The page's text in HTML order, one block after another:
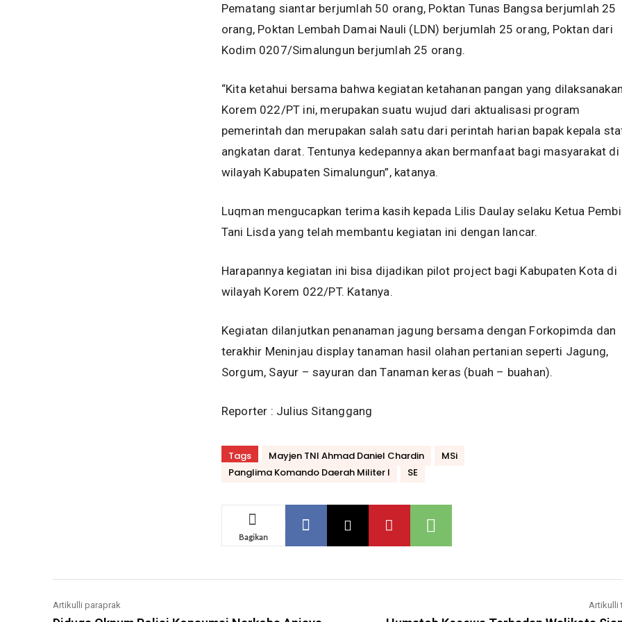
Pematang siantar berjumlah 50 orang, Poktan Tunas Bangsa berjumlah 25
orang, Poktan Lembah Damai Nauli (LDN) berjumlah 25 orang, Poktan dari
Kodim 0207/Simalungun berjumlah 25 orang.
“Kita ketahui bersama bahwa kegiatan ketahanan pangan yang dilaksanakan
Korem 022/PT ini, merupakan suatu wujud dari aktualisasi program
pemerintah dan merupakan salah satu dari perintah harian bapak kepala
angkatan darat. Tentunya kedepannya akan bermanfaat bagi masyarakat di
wilayah Kabupaten Simalungun”, katanya.
Luqman mengucapkan terima kasih kepada Lilis Daulay selaku Ketua
Tani Lisda yang telah membantu kegiatan ini dengan lancar.
Harapannya kegiatan ini bisa dijadikan pilot project bagi Kabupaten Kota di
wilayah Korem 022/PT. Katanya.
Kegiatan dilanjutkan penanaman jagung bersama dengan Forkopimda dan
terakhir Meninjau display tanaman hasil olahan pertanian seperti Jagung,
Sorgum, Sayur – sayuran dan Tanaman keras (buah – buahan).
Reporter : Julius Sitanggang
Tags Mayjen TNI Ahmad Daniel Chardin
MSi
Panglima Komando Daerah Militer I
SE
Bagikan
Artikulli paraprak Artikulli